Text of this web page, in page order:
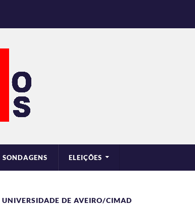
SONDAGENS ELEIÇÕES
UNIVERSIDADE DE AVEIRO/CIMAD